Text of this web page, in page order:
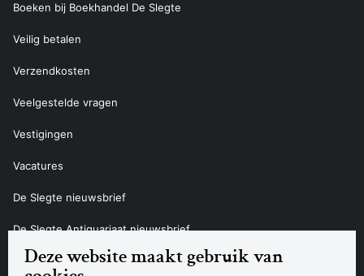
Deze website maakt gebruik van
Boeken bij Boekhandel De Slegte
Veilig betalen
Verzendkosten
Veelgestelde vragen
Vestigingen
Vacatures
De Slegte nieuwsbrief
De Slegte Antiquariaat nieuwsbrief
Contact